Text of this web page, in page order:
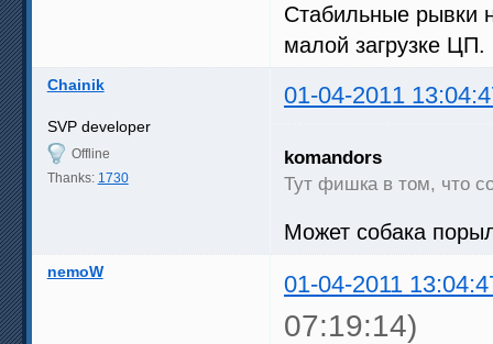
Стабильные рывки
малой загрузке ЦП.
Chainik 01-04-2011
SVP developer
Offline
Thanks: 1730
komandors
Тут фишка в том, что
Может собака
nemoW 01-04-2011
07:19:14)